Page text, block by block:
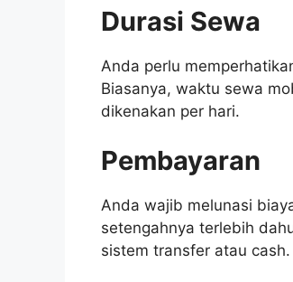
Durasi Sewa
Anda perlu
Biasanya, waktu sewa
dikenakan per hari.
Pembayaran
Anda wajib melunasi
setengahnya terlebih
sistem transfer atau cash.